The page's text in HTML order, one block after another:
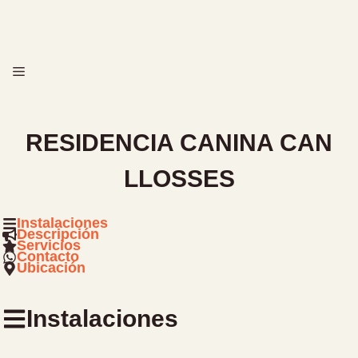
MENÚ
RESIDENCIA CANINA CAN
LLOSSES
Instalaciones
Descripción
Servicios
Contacto
Ubicación
Instalaciones